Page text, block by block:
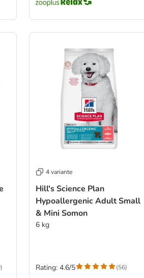
)
4 variante
Hill's Science Plan
Hypoallergenic Adult Small
& Mini Somon
6 kg
Rating: 4.6/5 (56)